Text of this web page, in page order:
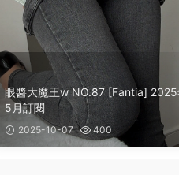
眼醬大魔王w NO.87 [Fantia] 2025年0
5月訂閱
2025-10-07 400